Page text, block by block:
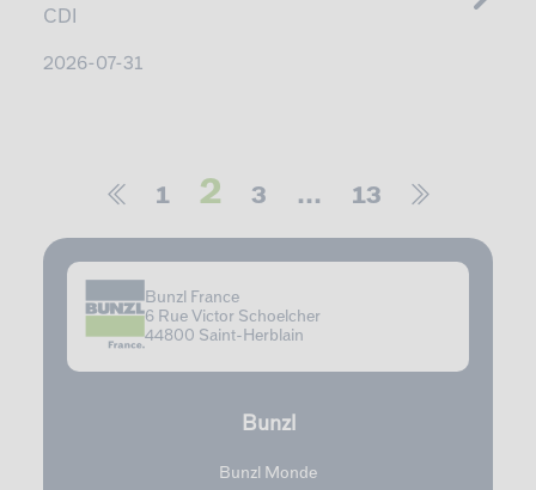
CDI
2026-07-31
1 2 3 … 13
Bunzl France
6 Rue Victor Schoelcher
44800 Saint-Herblain
Bunzl
Bunzl Monde